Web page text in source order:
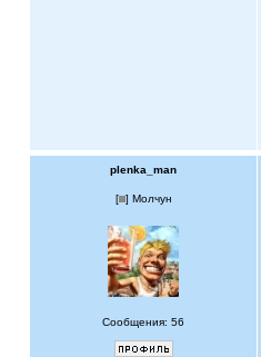
plenka_man
[ ] Молчун
Сообщения: 56